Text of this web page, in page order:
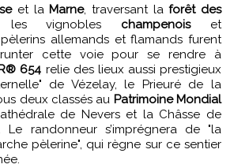
et la Marne, traversant laforêt des
vignobles champenoiset
allemands et flamands furent
cette voie pour se rendre à
654 relie des lieux aussi prestigieux
de Vézelay, le Prieuré de la
deux classés au Patrimoine Mondial
de Nevers et la Châsse de
Le randonneur s’imprégnera de "la
pèlerine", qui règne sur ce sentier